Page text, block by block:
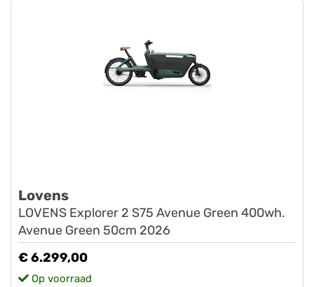
Lovens
LOVENS Explorer 2 S75 Avenue Green 400wh.
Avenue Green 50cm 2026
€ 6.299,00
Op voorraad